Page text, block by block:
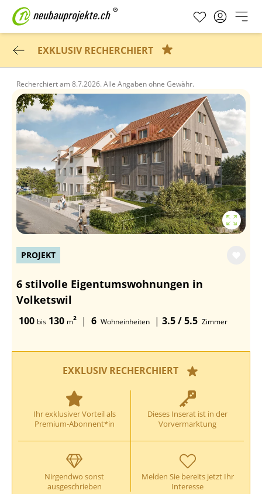
EXKLUSIV RECHERCHIERT
Recherchiert am 8.7.2026. Alle Angaben ohne Gewähr.
PROJEKT
6 stilvolle Eigentumswohnungen in
Volketswil
100 bis 130 m² | 6 Wohneinheiten | 3.5 / 5.5 Zimmer
EXKLUSIV RECHERCHIERT
Ihr exklusiver Vorteil als
Premium-Abonnent*in
Dieses Inserat ist in der
Vorvermarktung
Nirgendwo sonst
ausgeschrieben
Melden Sie bereits jetzt Ihr
Interesse